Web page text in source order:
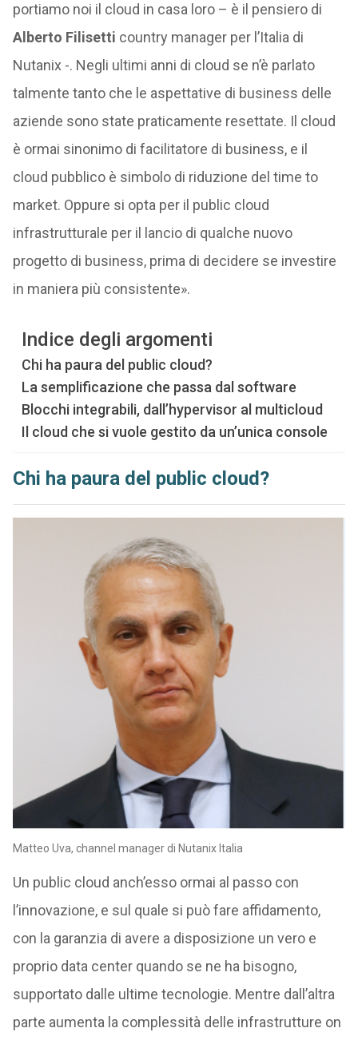
portiamo noi il cloud in casa loro – è il pensiero di
Alberto Filisetti country manager per l’Italia di
Nutanix -. Negli ultimi anni di cloud se n’è parlato
talmente tanto che le aspettative di business delle
aziende sono state praticamente resettate. Il cloud
è ormai sinonimo di facilitatore di business, e il
cloud pubblico è simbolo di riduzione del time to
market. Oppure si opta per il public cloud
infrastrutturale per il lancio di qualche nuovo
progetto di business, prima di decidere se investire
in maniera più consistente».
Indice degli argomenti
Chi ha paura del public cloud?
La semplificazione che passa dal software
Blocchi integrabili, dall’hypervisor al multicloud
Il cloud che si vuole gestito da un’unica console
Chi ha paura del public cloud?
Matteo Uva, channel manager di Nutanix Italia
Un public cloud anch’esso ormai al passo con
l’innovazione, e sul quale si può fare affidamento,
con la garanzia di avere a disposizione un vero e
proprio data center quando se ne ha bisogno,
supportato dalle ultime tecnologie. Mentre dall’altra
parte aumenta la complessità delle infrastrutture on